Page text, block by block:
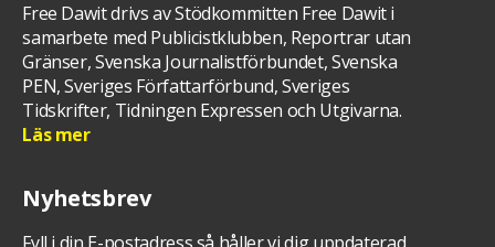
Free Dawit drivs av Stödkommitten Free Dawit i
samarbete med Publicistklubben, Reportrar utan
Gränser, Svenska Journalistförbundet, Svenska
PEN, Sveriges Författarförbund, Sveriges
Tidskrifter, Tidningen Expressen och Utgivarna.
Läs mer
Nyhetsbrev